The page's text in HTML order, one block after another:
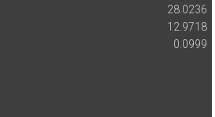
28.0236
12.9718
0.0999